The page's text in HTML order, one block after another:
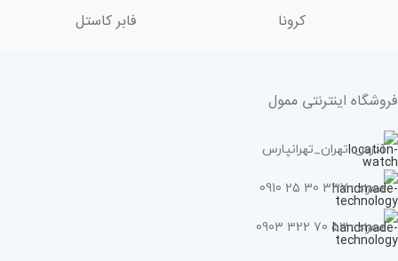
کرونا فابر کاستل
فروشگاه اینترنتی ممول
آدرس: تهران_تهرانپارس
همراه : 337 30 25 0910
همراه : 53 70 322 0903